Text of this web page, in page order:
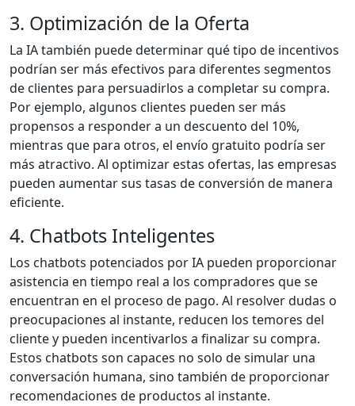
3. Optimización de la Oferta
La IA también puede determinar qué tipo de incentivos
podrían ser más efectivos para diferentes segmentos
de clientes para persuadirlos a completar su compra.
Por ejemplo, algunos clientes pueden ser más
propensos a responder a un descuento del 10%,
mientras que para otros, el envío gratuito podría ser
más atractivo. Al optimizar estas ofertas, las empresas
pueden aumentar sus tasas de conversión de manera
eficiente.
4. Chatbots Inteligentes
Los chatbots potenciados por IA pueden proporcionar
asistencia en tiempo real a los compradores que se
encuentran en el proceso de pago. Al resolver dudas o
preocupaciones al instante, reducen los temores del
cliente y pueden incentivarlos a finalizar su compra.
Estos chatbots son capaces no solo de simular una
conversación humana, sino también de proporcionar
recomendaciones de productos al instante.